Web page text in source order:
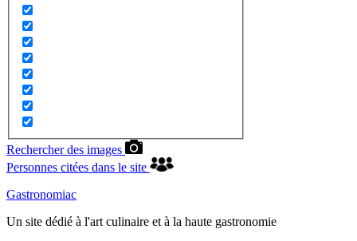
Rechercher des images
Personnes citées dans le site
Gastronomiac
Un site dédié à l'art culinaire et à la haute gastronomie